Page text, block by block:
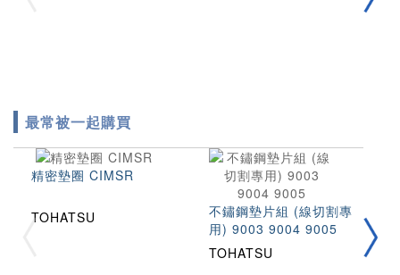
最常被一起購買
精密墊圈 CIMSR
TOHATSU
不鏽鋼墊片組 (線切割專
用) 9003 9004 9005
TOHATSU